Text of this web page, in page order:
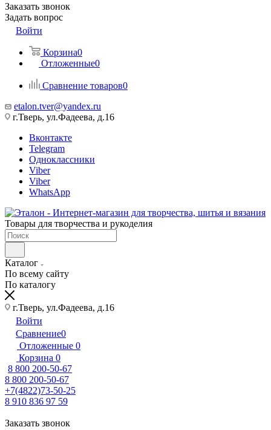
Заказать звонок
Задать вопрос
Войти
Корзина0
Отложенные0
Сравнение товаров0
etalon.tver@yandex.ru
г.Тверь, ул.Фадеева, д.16
Вконтакте
Telegram
Одноклассники
Viber
Viber
WhatsApp
Товары для творчества и рукоделия
Каталог
По всему сайту
По каталогу
г.Тверь, ул.Фадеева, д.16
Войти
Сравнение0
Отложенные 0
Корзина 0
8 800 200-50-67
8 800 200-50-67
+7(4822)73-50-25
8 910 836 97 59
Заказать звонок